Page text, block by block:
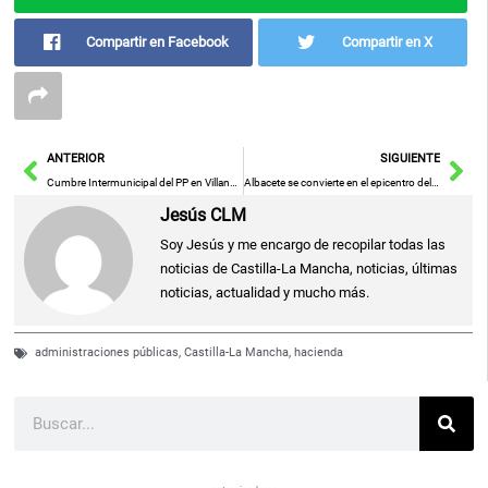
Compartir en Facebook Compartir en X
AntANTERIOR SIGUIENTE
Jesús CLM
Soy Jesús y me encargo de recopilar todas las
noticias de Castilla-La Mancha, noticias, últimas
noticias, actualidad y mucho más.
administraciones públicas,Castilla-La Mancha, hacienda